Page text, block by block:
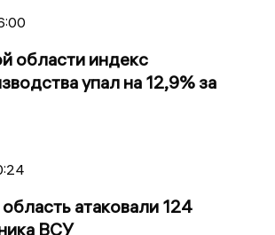
области индекс
упал на 12,9% за
атаковали 124
ВСУ